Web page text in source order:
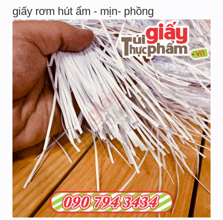
giấy rơm hút ẩm - mịn- phồng